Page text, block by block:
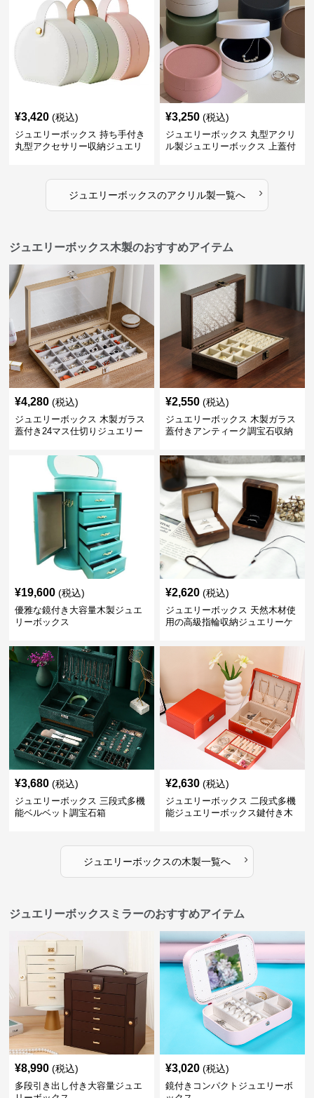
¥3,420 (税込)
ジュエリーボックス 持ち手付き
丸型アクセサリー収納ジュエリ
¥3,250 (税込)
ジュエリーボックス 丸型アクリ
ル製ジュエリーボックス 上蓋付
ジュエリーボックスのアクリル製一覧へ ›
ジュエリーボックス木製のおすすめアイテム
¥4,280 (税込)
ジュエリーボックス 木製ガラス
蓋付き24マス仕切りジュエリー
¥2,550 (税込)
ジュエリーボックス 木製ガラス
蓋付きアンティーク調宝石収納
¥19,600 (税込)
優雅な鏡付き大容量木製ジュエ
リーボックス
¥2,620 (税込)
ジュエリーボックス 天然木材使
用の高級指輪収納ジュエリーケ
¥3,680 (税込)
ジュエリーボックス 三段式多機
能ベルベット調宝石箱
¥2,630 (税込)
ジュエリーボックス 二段式多機
能ジュエリーボックス鍵付き木
ジュエリーボックスの木製一覧へ ›
ジュエリーボックスミラーのおすすめアイテム
¥8,990 (税込)
多段引き出し付き大容量ジュエ
¥3,020 (税込)
鏡付きコンパクトジュエリーボ